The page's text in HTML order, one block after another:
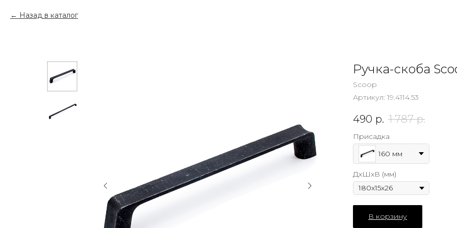
Назад в каталог
Ручка-скоба
Scoop
Артикул: 19.4114.53
490 р. 1 787 р.
Присадка
160 мм
ДхШхВ (мм)
В корзину